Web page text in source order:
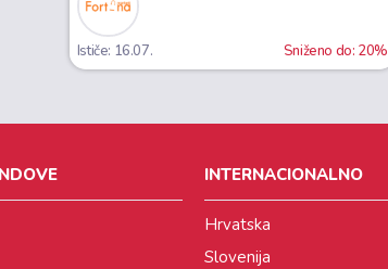
Ističe: 16.07. Sniženo do: 20%
INTERNACIONALNO
Hrvatska
Slovenija